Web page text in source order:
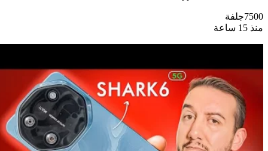
7500جلفة
منذ 15 ساعة